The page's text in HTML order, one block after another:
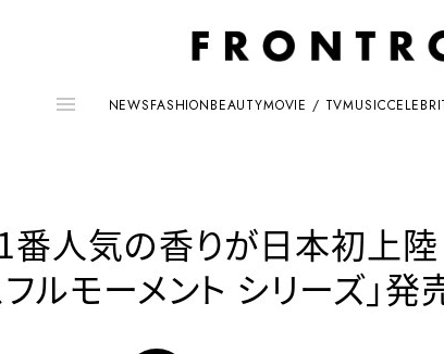
NEWSFASHIONBEAUTYMOVIE / TVMUSIC
番人気の香りが日本初上陸
ルモーメント シリーズ」発